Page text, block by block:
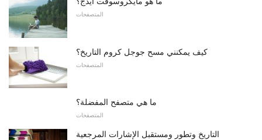
المتصفحات
كيف يمكنني مسح جوجل كروم التاريخ؟
المتصفحات
ما هي متصفح المفضلة؟
المتصفحات
التاريخ وتطور ومستقبل الإشارات المرجعية